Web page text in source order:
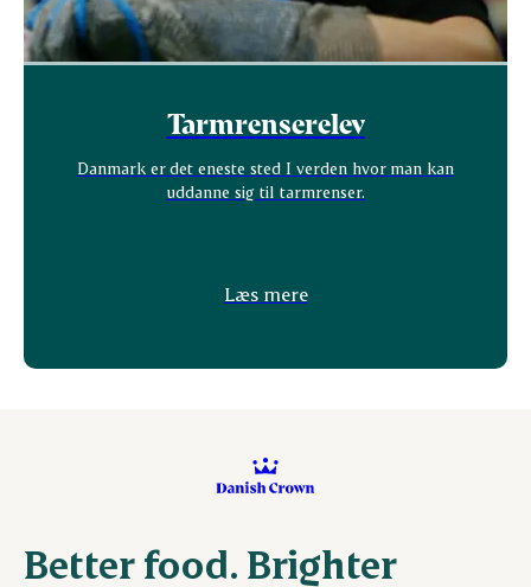
Tarmrenserelev
Danmark er det eneste sted I verden hvor man kan
uddanne sig til tarmrenser.
Læs mere
Better food. Brighter